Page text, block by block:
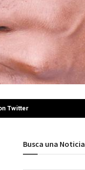
Twitter
Busca una Noticia